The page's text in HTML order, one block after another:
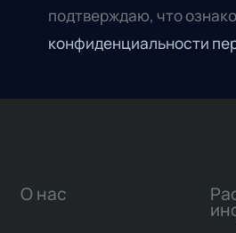
подтверждаю, что
конфиденциальности
О нас